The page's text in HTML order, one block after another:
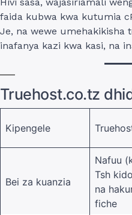
faida kubwa kwa kutumia
Je, na wewe umehakikisha
inafanya kazi kwa kasi, na
Truehost.co.tz
Kipengele
Bei za kuanzia
Nafuu
Tsh
na
fiche